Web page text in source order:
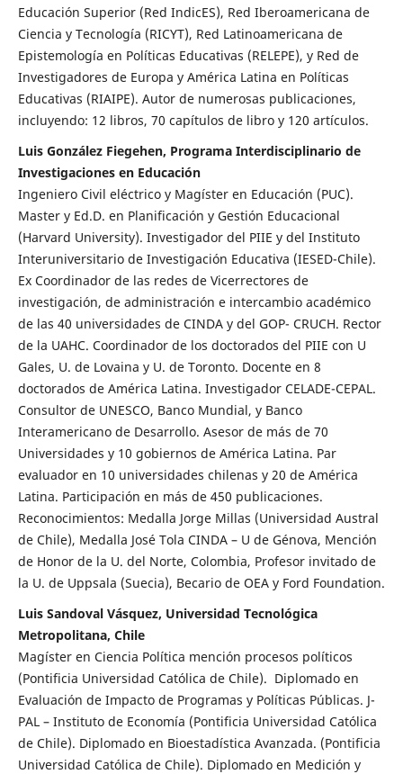
Educación Superior (Red IndicES), Red Iberoamericana de
Ciencia y Tecnología (RICYT), Red Latinoamericana de
Epistemología en Políticas Educativas (RELEPE), y Red de
Investigadores de Europa y América Latina en Políticas
Educativas (RIAIPE). Autor de numerosas publicaciones,
incluyendo: 12 libros, 70 capítulos de libro y 120 artículos.
Luis González Fiegehen, Programa Interdisciplinario de
Investigaciones en Educación
Ingeniero Civil eléctrico y Magíster en Educación (PUC).
Master y Ed.D. en Planificación y Gestión Educacional
(Harvard University). Investigador del PIIE y del Instituto
Interuniversitario de Investigación Educativa (IESED-Chile).
Ex Coordinador de las redes de Vicerrectores de
investigación, de administración e intercambio académico
de las 40 universidades de CINDA y del GOP- CRUCH. Rector
de la UAHC. Coordinador de los doctorados del PIIE con U
Gales, U. de Lovaina y U. de Toronto. Docente en 8
doctorados de América Latina. Investigador CELADE-CEPAL.
Consultor de UNESCO, Banco Mundial, y Banco
Interamericano de Desarrollo. Asesor de más de 70
Universidades y 10 gobiernos de América Latina. Par
evaluador en 10 universidades chilenas y 20 de América
Latina. Participación en más de 450 publicaciones.
Reconocimientos: Medalla Jorge Millas (Universidad Austral
de Chile), Medalla José Tola CINDA – U de Génova, Mención
de Honor de la U. del Norte, Colombia, Profesor invitado de
la U. de Uppsala (Suecia), Becario de OEA y Ford Foundation.
Luis Sandoval Vásquez, Universidad Tecnológica
Metropolitana, Chile
Magíster en Ciencia Política mención procesos políticos
(Pontificia Universidad Católica de Chile). Diplomado en
Evaluación de Impacto de Programas y Políticas Públicas. J-
PAL – Instituto de Economía (Pontificia Universidad Católica
de Chile). Diplomado en Bioestadística Avanzada. (Pontificia
Universidad Católica de Chile). Diplomado en Medición y